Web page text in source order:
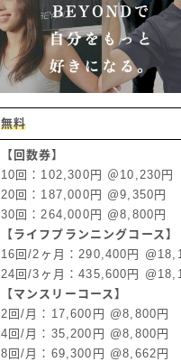
無料
【回数券】
10回：102,300円 ＠10,230円
20回：187,000円 @9,350円
30回：264,000円 @8,800円
【ライフプランニングコース】
16回/2ヶ月：290,400円
24回/3ヶ月：435,600円
【マンスリーコース】
2回/月：17,600円 @8,800円
4回/月：35,200円 @8,800円
8回/月：69,300円 @8,662円